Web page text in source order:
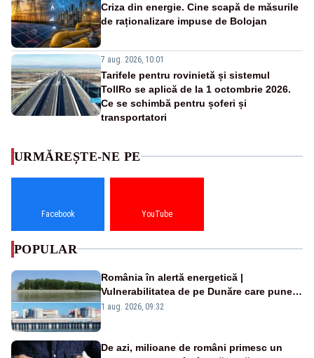
Criza din energie. Cine scapă de măsurile
de raționalizare impuse de Bolojan
7 aug. 2026, 10:01
Tarifele pentru rovinietă și sistemul
TollRo se aplică de la 1 octombrie 2026.
Ce se schimbă pentru șoferi și
transportatori
URMĂREȘTE-NE PE
Facebook YouTube
POPULAR
România în alertă energetică |
Vulnerabilitatea de pe Dunăre care pune
în pericol Centrala Cernavodă era
1 aug. 2026, 09:32
De azi, milioane de români primesc un